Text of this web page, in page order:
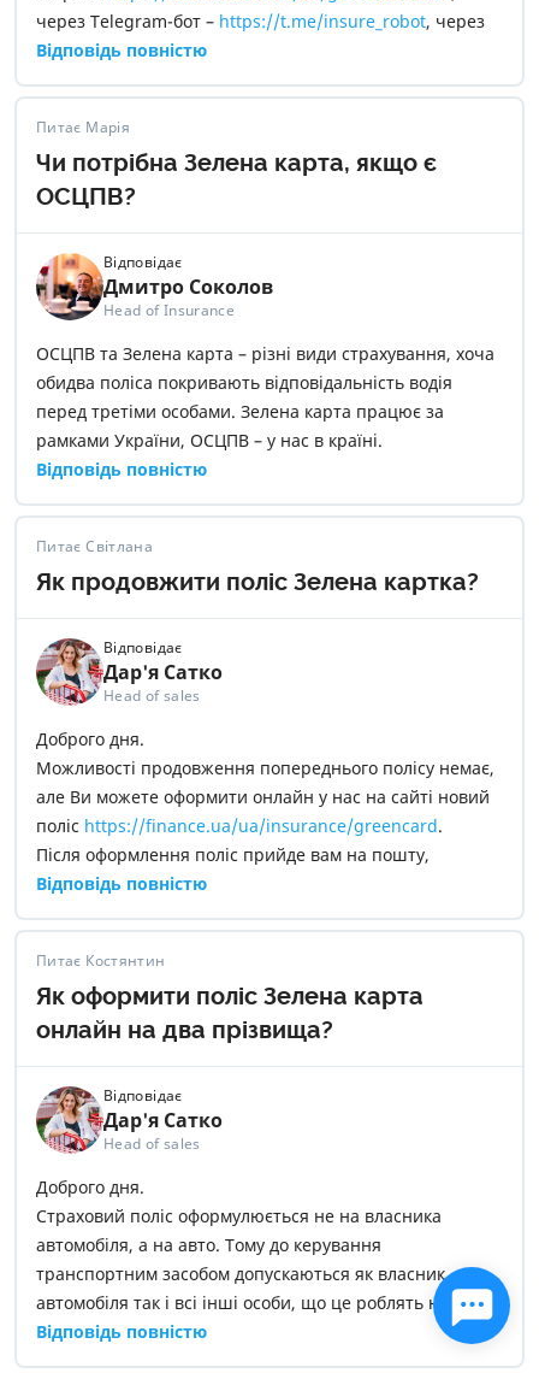
через Telegram-бот – https://t.me/insure_robot, через
e-mail –insurance@mail.finance.ua
зателефонувавши за номером –0 800 307 555.
Відповідь повністю
Питає Марія
Чи потрібна Зелена карта, якщо є
ОСЦПВ?
Відповідає
Дмитро Соколов
Head of Insurance
ОСЦПВ та Зелена карта – різні види страхування, хоча
обидва поліса покривають відповідальність водія
перед третіми особами. Зелена карта працює за
рамками України, ОСЦПВ – у нас в країні.
Відповідь повністю
Питає Світлана
Як продовжити поліс Зелена картка?
Відповідає
Дар'я Сатко
Head of sales
Доброго дня.
Можливості продовження попереднього полісу немає,
але Ви можете оформити онлайн у нас на сайті новий
поліс https://finance.ua/ua/insurance/greencard.
Після оформлення поліс прийде вам на пошту,
достатньо буде мати його електронну версію в
телефоні.
Відповідь повністю
Питає Костянтин
Як оформити поліс Зелена карта
онлайн на два прізвища?
Відповідає
Дар'я Сатко
Head of sales
Доброго дня.
Страховий поліс оформулюється не на власника
автомобіля, а на авто. Тому до керування
транспортним засобом допускаються як власник
автомобіля так і всі інші особи, що це роблять на
законних підставах. Тому якщо страхування Зелена
картка оформлена на вас – дія страхування буде
Відповідь повністю